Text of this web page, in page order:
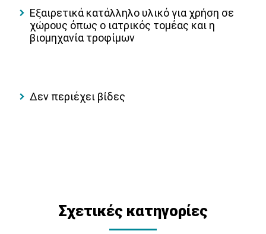
Εξαιρετικά κατάλληλο υλικό για χρήση σε
χώρους όπως ο ιατρικός τομέας και η
βιομηχανία τροφίμων
Δεν περιέχει βίδες
Σχετικές κατηγορίες